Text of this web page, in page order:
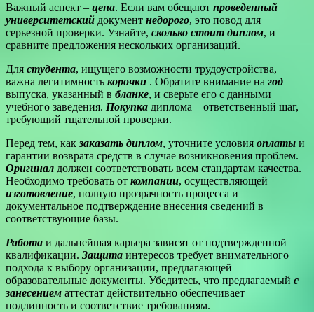
Важный аспект – цена. Если вам обещают проведенный
университетский документ недорого, это повод для
серьезной проверки. Узнайте, сколько стоит диплом, и
сравните предложения нескольких организаций.
Для студента, ищущего возможности трудоустройства,
важна легитимность корочки . Обратите внимание на год
выпуска, указанный в бланке, и сверьте его с данными
учебного заведения. Покупка диплома – ответственный шаг,
требующий тщательной проверки.
Перед тем, как заказать диплом, уточните условия оплаты и
гарантии возврата средств в случае возникновения проблем.
Оригинал должен соответствовать всем стандартам качества.
Необходимо требовать от компании, осуществляющей
изготовление, полную прозрачность процесса и
документальное подтверждение внесения сведений в
соответствующие базы.
Работа и дальнейшая карьера зависят от подтвержденной
квалификации. Защита интересов требует внимательного
подхода к выбору организации, предлагающей
образовательные документы. Убедитесь, что предлагаемый с
занесением аттестат действительно обеспечивает
подлинность и соответствие требованиям.